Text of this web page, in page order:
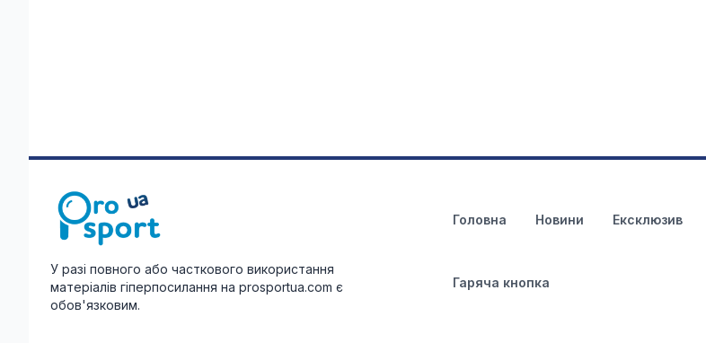
У разі повного або часткового використання
матеріалів гіперпосилання на prosportua.com є
обов'язковим.
Головна Новини Ексклюзив
Гаряча кнопка